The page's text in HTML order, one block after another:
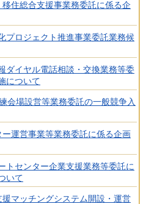
住総合支援事業務委託に係る企
プロジェクト推進事業委託業務候
ダイヤル電話相談・交換業務等委
について
会場設営等業務委託の一般競争入
運営事業等業務委託に係る企画
トセンター企業支援業務等委託に
いて
マッチングシステム開設・運営